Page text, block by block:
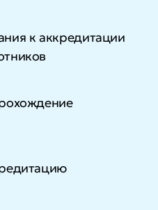
к аккредитации